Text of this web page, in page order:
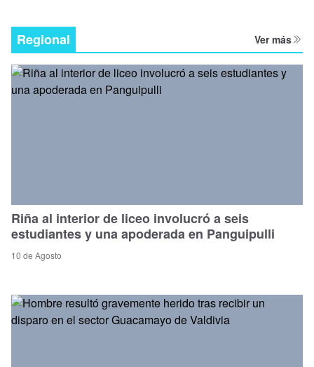
Regional Ver más
Riña al interior de liceo involucró a seis
estudiantes y una apoderada en Panguipulli
10 de Agosto